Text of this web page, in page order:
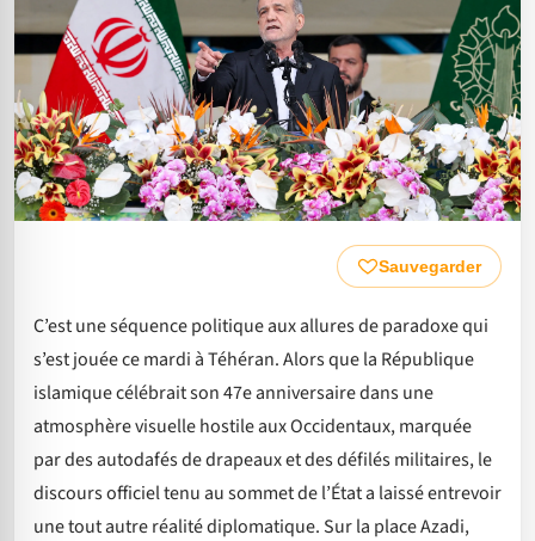
Sauvegarder
C’est une séquence politique aux allures de paradoxe qui
s’est jouée ce mardi à Téhéran. Alors que la République
islamique célébrait son 47e anniversaire dans une
atmosphère visuelle hostile aux Occidentaux, marquée
par des autodafés de drapeaux et des défilés militaires, le
discours officiel tenu au sommet de l’État a laissé entrevoir
une tout autre réalité diplomatique. Sur la place Azadi,